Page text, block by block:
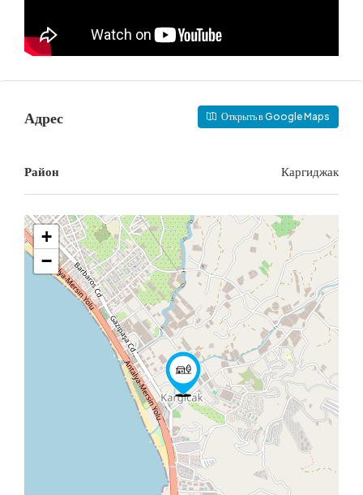
Адрес Открыть в Google Maps
Район Каргиджак
+
−